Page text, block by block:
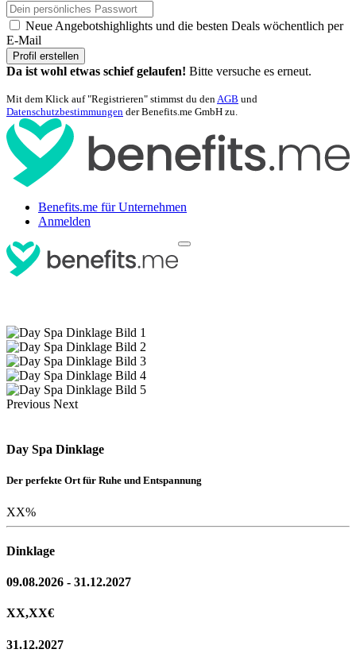
Neue Angebotshighlights und die besten Deals wöchentlich per
E-Mail
Profil erstellen
Da ist wohl etwas schief gelaufen! Bitte versuche es erneut.
Mit dem Klick auf "Registrieren" stimmst du denAGB und
Datenschutzbestimmungen der Benefits.me GmbH zu.
Benefits.me für Unternehmen
Anmelden
Previous Next
Day Spa Dinklage
Der perfekte Ort für Ruhe und Entspannung
XX%
Dinklage
09.08.2026 - 31.12.2027
XX,XX€
31.12.2027